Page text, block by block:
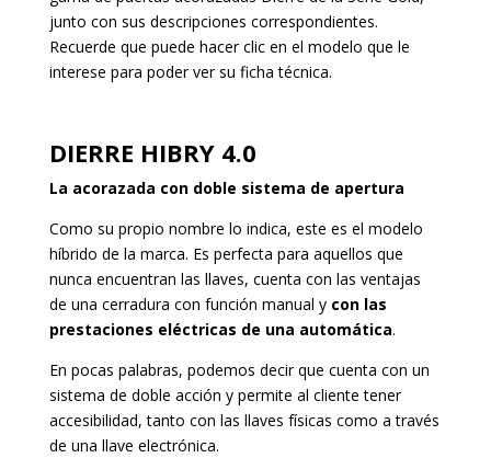
junto con sus descripciones correspondientes.
Recuerde que puede hacer clic en el modelo que le
interese para poder ver su ficha técnica.
DIERRE HIBRY 4.0
La acorazada con doble sistema de apertura
Como su propio nombre lo indica, este es el modelo
híbrido de la marca. Es perfecta para aquellos que
nunca encuentran las llaves, cuenta con las ventajas
de una cerradura con función manual y con las
prestaciones eléctricas de una automática.
En pocas palabras, podemos decir que cuenta con un
sistema de doble acción y permite al cliente tener
accesibilidad, tanto con las llaves físicas como a través
de una llave electrónica.